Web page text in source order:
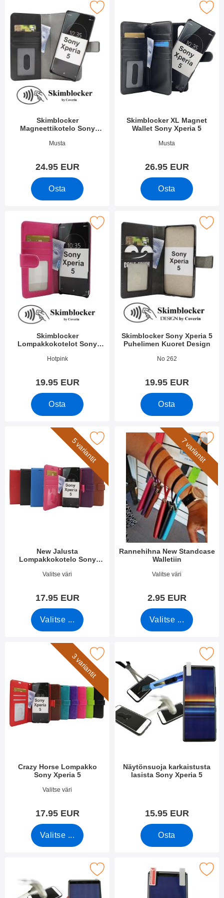
Skimblocker
Magneettikotelo Sony
Tuote.nro 33812
Musta
24.95 EUR
Osta
skimblocker Magneettikotelo Sony Xperia 5 suosikiksi
Skimblocker XL Magnet
Wallet Sony Xperia 5
Tuote.nro 33816
Musta
26.95 EUR
Osta
Merkitse skimblocker XL Magnet
Skimblocker
Lompakkokotelot Sony
Tuote.nro 36479
Hotpink
19.95 EUR
Osta
skimblocker Lompakkokotelot Sony Xperia 5 suosikiksi
Skimblocker Sony Xperia 5
Puhelimen Kuoret Design
Tuote.nro 51312
No 262
19.95 EUR
Osta
Merkitse skimblocker Sony Xperia 5
5 variantit
New Jalusta
Lompakkokotelo Sony
Tuote.nro 33667
Valitse väri
17.95 EUR
Valitse ...
new Jalusta Lompakkokotelo Sony Xperia 5 suosikiksi
7 variantit
Rannehihna New Standcase
Walletiin
Tuote.nro 40789
Valitse väri
2.95 EUR
Valitse ...
Merkitse rannehihna New
3 variantit
Crazy Horse Lompakko
Sony Xperia 5
Tuote.nro 33665
Valitse väri
17.95 EUR
Valitse ...
crazy Horse Lompakko Sony Xperia 5 suosikiksi
Näytönsuoja karkaistusta
lasista Sony Xperia 5
15.95 EUR
Osta
Merkitse näytönsuoja karkaistusta
full Frame Karkaistusta Lasista Sony Xperia 5 suosikiksi
Merkitse näytönsuoja Sony